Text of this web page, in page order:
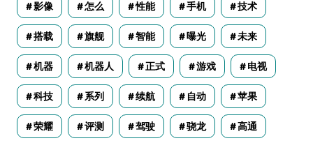
影像 怎么 性能 手机 技术
搭载 旗舰 智能 曝光 未来
机器 机器人 正式 游戏 电视
科技 系列 续航 自动 苹果
荣耀 评测 驾驶 骁龙 高通